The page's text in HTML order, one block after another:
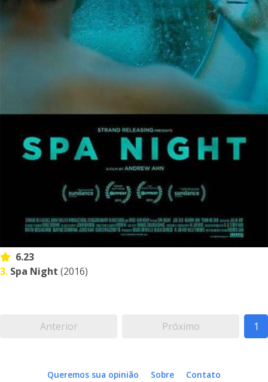
6.23
3. Spa Night (2016)
Anterior Próximo 1
Queremos sua opinião Sobre Contato